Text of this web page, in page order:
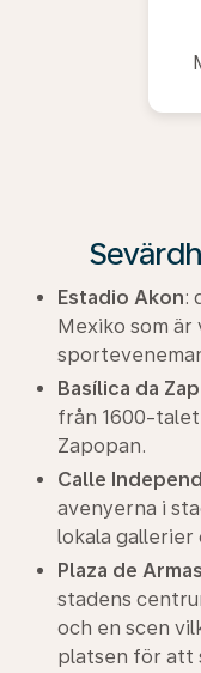
Estadio Akon:
Mexiko som är
Basílica da
från 1600-
Zapopan.
Calle
avenyerna i
lokala gallerier
Plaza de Armas
stadens
och en scen
platsen för att